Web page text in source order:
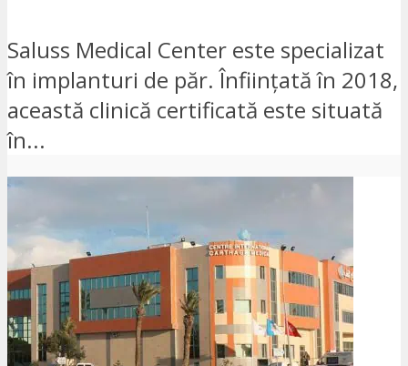
Saluss Medical Center este specializat
în implanturi de păr. Înființată în 2018,
această clinică certificată este situată
în...